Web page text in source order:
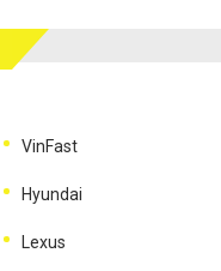
VinFast
Hyundai
Lexus